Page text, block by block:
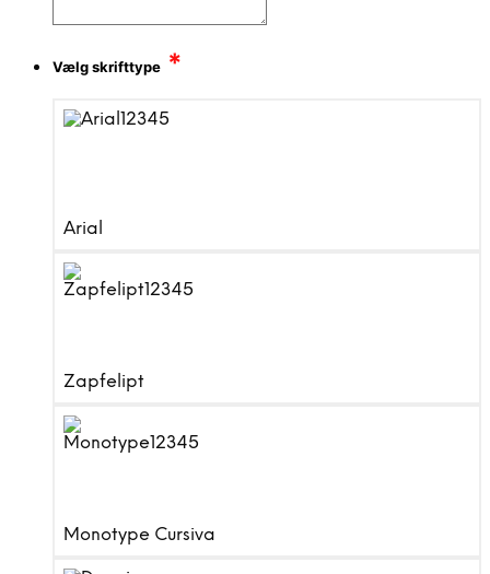
Vælg skrifttype *
Arial
Zapfelipt
Monotype Cursiva